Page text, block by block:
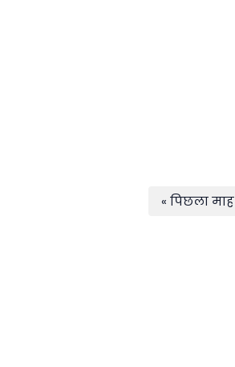
« पिछला माह